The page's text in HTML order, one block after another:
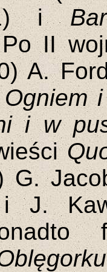
i
II
A.
Ogniem
i w
G.
J.